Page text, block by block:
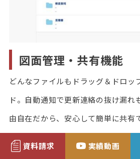
資料請求 実績動画
図面管理・共有機能
どんなファイルもドラッグ＆ドロッ
ド。自動通知で更新連絡の抜け漏れ
由自在だから、安心して簡単に共有